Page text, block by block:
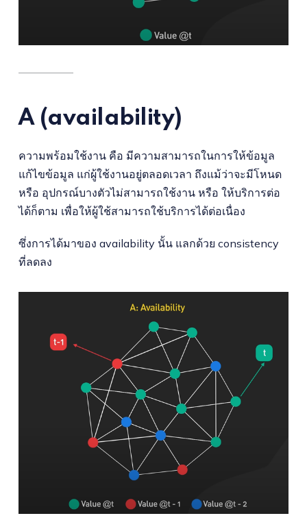
A (availability)
ความพร้อมใช้งาน คือ มีความสามารถในการให้ข้อมูล
แก้ไขข้อมูล แก่ผู้ใช้งานอยู่ตลอดเวลา ถึงแม้ว่าจะมีโหนด
หรือ อุปกรณ์บางตัวไม่สามารถใช้งาน หรือ ให้บริการต่อ
ได้ก็ตาม เพื่อให้ผู้ใช้สามารถใช้บริการได้ต่อเนื่อง
ซึ่งการได้มาของ availability นั้น แลกด้วย consistency
ที่ลดลง